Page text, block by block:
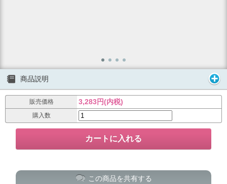
商品説明
販売価格 3,283円(内税)
購入数
この商品を共有する